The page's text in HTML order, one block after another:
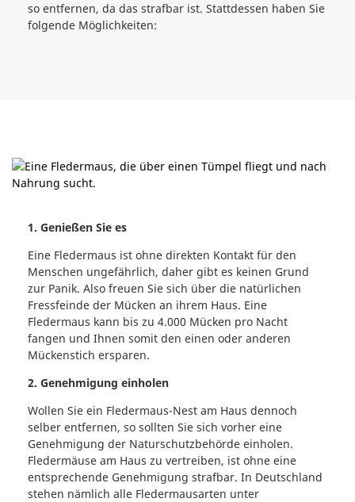
so entfernen, da das strafbar ist. Stattdessen haben Sie
folgende Möglichkeiten:
1. Genießen Sie es
Eine Fledermaus ist ohne direkten Kontakt für den
Menschen ungefährlich, daher gibt es keinen Grund
zur Panik. Also freuen Sie sich über die natürlichen
Fressfeinde der Mücken an ihrem Haus. Eine
Fledermaus kann bis zu 4.000 Mücken pro Nacht
fangen und Ihnen somit den einen oder anderen
Mückenstich ersparen.
2. Genehmigung einholen
Wollen Sie ein Fledermaus-Nest am Haus dennoch
selber entfernen, so sollten Sie sich vorher eine
Genehmigung der Naturschutzbehörde einholen.
Fledermäuse am Haus zu vertreiben, ist ohne eine
entsprechende Genehmigung strafbar. In Deutschland
stehen nämlich alle Fledermausarten unter